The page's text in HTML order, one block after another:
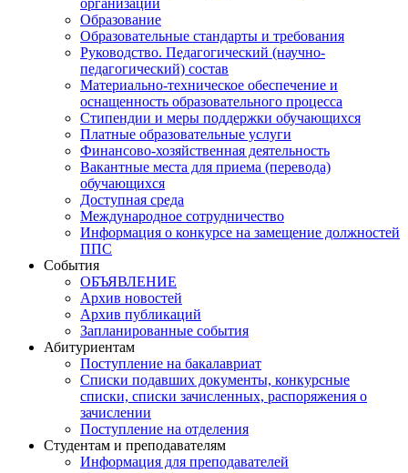
организации
Образование
Образовательные стандарты и требования
Руководство. Педагогический (научно-
педагогический) состав
Материально-техническое обеспечение и
оснащенность образовательного процесса
Стипендии и меры поддержки обучающихся
Платные образовательные услуги
Финансово-хозяйственная деятельность
Вакантные места для приема (перевода)
обучающихся
Доступная среда
Международное сотрудничество
Информация о конкурсе на замещение должностей
ППС
События
ОБЪЯВЛЕНИЕ
Архив новостей
Архив публикаций
Запланированные события
Абитуриентам
Поступление на бакалавриат
Списки подавших документы, конкурсные
списки, списки зачисленных, распоряжения о
зачислении
Поступление на отделения
Студентам и преподавателям
Информация для преподавателей